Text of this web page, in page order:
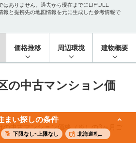
まい探しの条件
下限なし~上限なし 北海道札幌市豊平区
はありません。過去から現在までにLIFULL
報と提携先の地図情報を元に生成した参考情報で
価格推移 周辺環境 建物概要
の中古マンション価
の中古マンション価格（※）の3ヶ月ご